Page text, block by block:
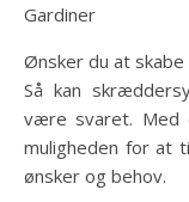
Gardiner
Ønsker du at
Så kan
være svaret. Med
muligheden for at
ønsker og behov.